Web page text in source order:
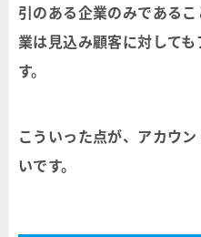
引のある企業のみである
業は見込み顧客に対して
す。
こういった点が、アカウ
いです。